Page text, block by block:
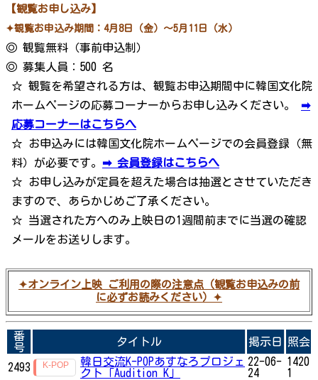
【観覧お申し込み】
✦観覧お申込み期間：4月8日（金）～5月11日（水）
◎ 観覧無料（事前申込制）
◎ 募集人員：500 名
☆ 観覧を希望される方は、観覧お申込期間中に韓国文化院
ホームページの応募コーナーからお申し込みください。 ➡
応募コーナーはこちらへ
☆ お申込みには韓国文化院ホームページでの会員登録（無
料）が必要です。 ➡ 会員登録はこちらへ
☆ お申し込みが定員を超えた場合は抽選とさせていただき
ますので、あらかじめご了承ください。
☆ 当選された方へのみ上映日の1週間前までに当選の確認
メールをお送りします。
✦オンライン上映 ご利用の際の注意点（観覧お申込みの前
に必ずお読みください）✦
番
号
タイトル 掲示日 照会
2493
韓日交流K-POPあすなろプロジェ
クト「Audition K」
22-06-
24
1420
1